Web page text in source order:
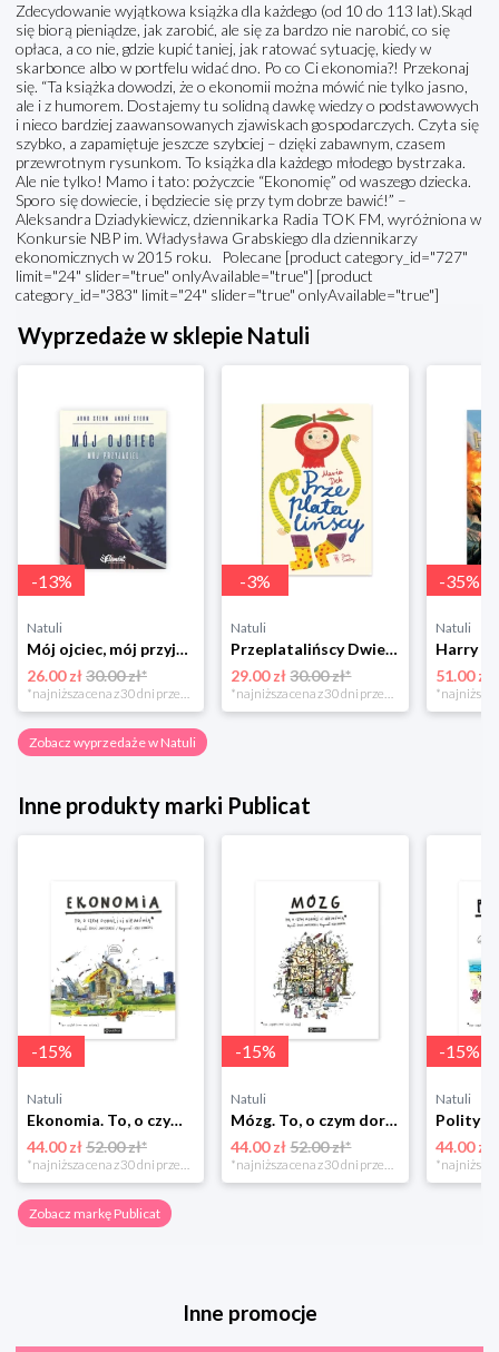
Zdecydowanie wyjątkowa książka dla każdego (od 10 do 113 lat).Skąd
się biorą pieniądze, jak zarobić, ale się za bardzo nie narobić, co się
opłaca, a co nie, gdzie kupić taniej, jak ratować sytuację, kiedy w
skarbonce albo w portfelu widać dno. Po co Ci ekonomia?! Przekonaj
się. “Ta książka dowodzi, że o ekonomii można mówić nie tylko jasno,
ale i z humorem. Dostajemy tu solidną dawkę wiedzy o podstawowych
i nieco bardziej zaawansowanych zjawiskach gospodarczych. Czyta się
szybko, a zapamiętuje jeszcze szybciej – dzięki zabawnym, czasem
przewrotnym rysunkom. To książka dla każdego młodego bystrzaka.
Ale nie tylko! Mamo i tato: pożyczcie “Ekonomię” od waszego dziecka.
Sporo się dowiecie, i będziecie się przy tym dobrze bawić!” –
Aleksandra Dziadykiewicz, dziennikarka Radia TOK FM, wyróżniona w
Konkursie NBP im. Władysława Grabskiego dla dziennikarzy
ekonomicznych w 2015 roku. Polecane [product category_id="727"
limit="24" slider="true" onlyAvailable="true"] [product
category_id="383" limit="24" slider="true" onlyAvailable="true"]
Wyprzedaże w sklepie Natuli
-13%
Natuli
Mój ojciec, mój przyjaciel Element
26.00 zł30.00 zł*
*najniższa cena z 30 dni przed obniżką
-3%
Natuli
Przeplatalińscy Dwie siostry
29.00 zł 30.00 zł*
*najniższa cena z 30 dni przed obniżką
-35%
Natuli
51.00 zł
Zobacz wyprzedaże w Natuli
Inne produkty marki Publicat
-15%
Natuli
Ekonomia. To, o czym dorośli Ci nie mówią Publicat
44.00 zł52.00 zł*
-15%
Natuli
Mózg. To, o czym dorośli Ci nie mówią Publicat
44.00 zł 52.00 zł*
-15%
Natuli
44.00 zł
Zobacz markę Publicat
Inne promocje